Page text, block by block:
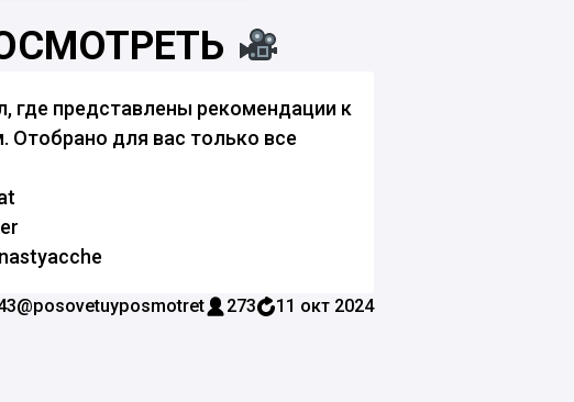
где представлены рекомендации к
для вас только все
@posovetuyposmotret 273 11 окт 2024